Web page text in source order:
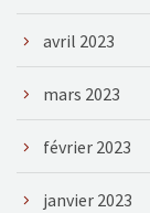
avril 2023
mars 2023
février 2023
janvier 2023